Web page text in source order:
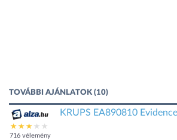
TOVÁBBI AJÁNLATOK (10)
716 vélemény
KRUPS EA890810